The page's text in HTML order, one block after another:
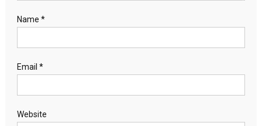
Name *
Email *
Website